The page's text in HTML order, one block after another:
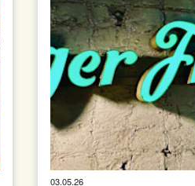
03.05.26